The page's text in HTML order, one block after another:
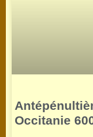
Occitanie